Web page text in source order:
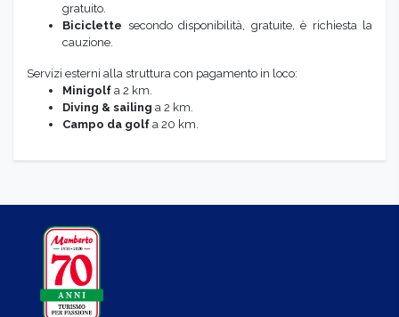
gratuito.
Biciclette secondo disponibilità, gratuite, è richiesta la
cauzione.
Servizi esterni alla struttura con pagamento in loco:
Minigolf a 2 km.
Diving & sailing a 2 km.
Campo da golf a 20 km.